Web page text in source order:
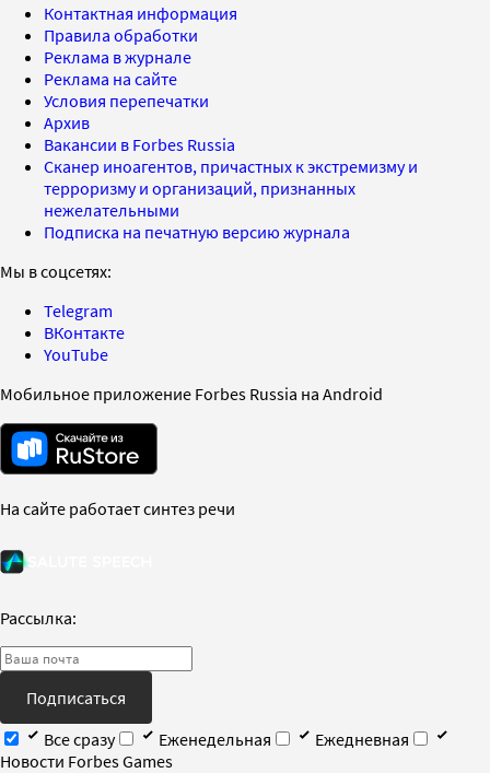
Контактная информация
Правила обработки
Реклама в журнале
Реклама на сайте
Условия перепечатки
Архив
Вакансии в Forbes Russia
Сканер иноагентов, причастных к экстремизму и
терроризму и организаций, признанных
нежелательными
Подписка на печатную версию журнала
Мы в соцсетях:
Telegram
ВКонтакте
YouTube
Мобильное приложение Forbes Russia на Android
На сайте работает синтез речи
Рассылка:
Подписаться
Все сразу
Еженедельная
Ежедневная
Новости Forbes Games